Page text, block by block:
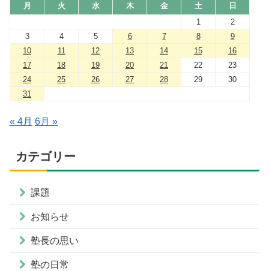
月 火 水 木 金 土
日
1
2
3
4 5 6 7 8
9
10
11 12 13 14 15
16
17
18 19 20 21 22
23
24
25 26 27 28 29
30
31
« 4月 6月 »
カテゴリー
課題
お知らせ
塾長の思い
塾の日常